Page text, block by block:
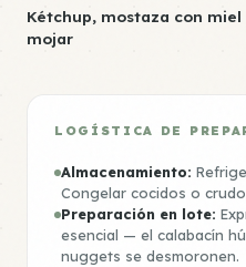
Kétchup, mostaza con
mojar
LOGÍSTICA DE
Almacenamiento:
Congelar cocidos o
Preparación en lote:
esencial — el calabacín
nuggets se desmoronen.